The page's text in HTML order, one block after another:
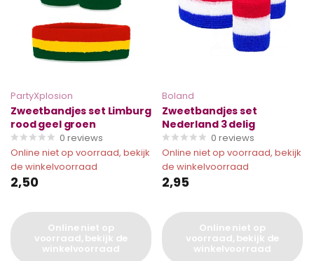
PartyXplosion
Zweetbandjes set Limburg
rood geel groen
0 reviews
Online niet op voorraad, bekijk
de winkelvoorraad
2,50
Online niet op
voorraad, bekijk de
winkelvoorraad
Boland
Zweetbandjes set
Nederland 3 delig
0 reviews
Online niet op voorraad, bekijk
de winkelvoorraad
2,95
Online niet op
voorraad, bekijk de
winkelvoorraad